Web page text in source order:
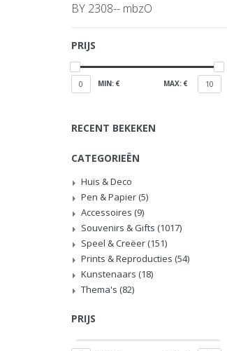
BY 2308-- mbzO
PRIJS
0 MIN: € MAX: € 10
RECENT BEKEKEN
CATEGORIEËN
Huis & Deco
Pen & Papier (5)
Accessoires (9)
Souvenirs & Gifts (1017)
Speel & Creëer (151)
Prints & Reproducties (54)
Kunstenaars (18)
Thema's (82)
PRIJS